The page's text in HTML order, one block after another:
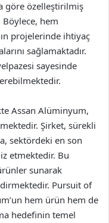
göre özelleştirilmiş
hem
projelerinde ihtiyaç
sağlamaktadır.
sayesinde
Assan Alüminyum,
Şirket, sürekli
sektördeki en son
etmektedir. Bu
sunarak
Pursuit of
hem ürün hem de
hedefinin temel